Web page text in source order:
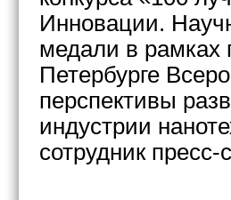
Инновации.
медали в рамках
Петербурге
перспективы
индустрии
сотрудник